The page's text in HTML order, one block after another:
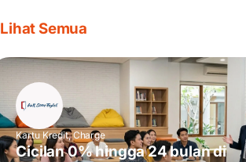
Lihat Semua
Kartu Kredit, Charge
Cicilan 0% hingga 24 bulan di